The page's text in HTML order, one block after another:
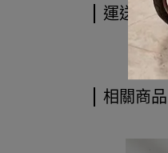
運送方式
相關商品